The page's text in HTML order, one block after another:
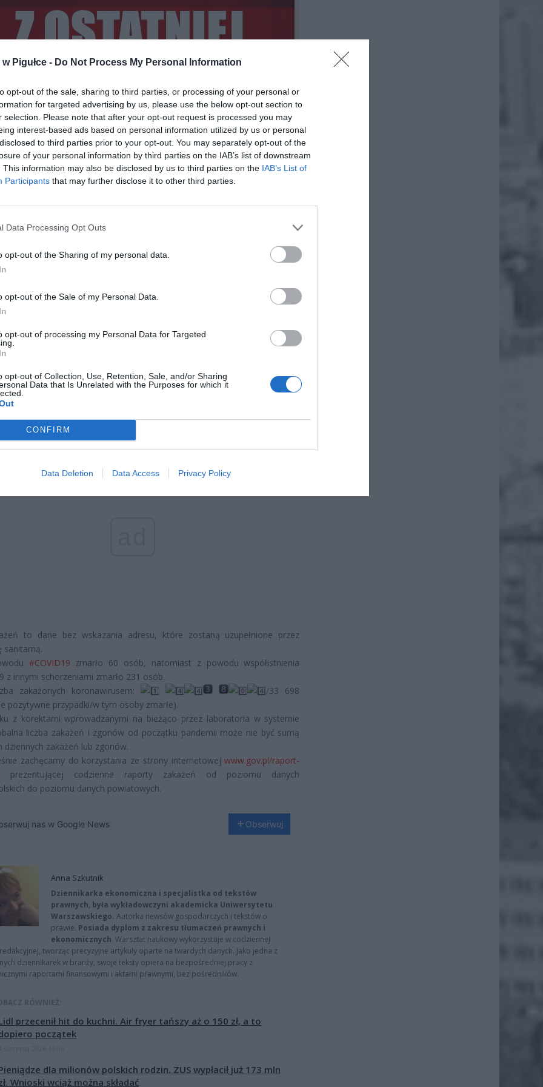
Pigułce - Do Not Process My Personal Information
opt-out of the sale, sharing to third parties, or processing of your personal or
for targeted advertising by us, please use the below opt-out section to
selection. Please note that after your opt-out request is processed you may
interest-based ads based on personal information utilized by us or personal
to third parties prior to your opt-out. You may separately opt-out of the
of your personal information by third parties on the IAB’s list of downstream
This information may also be disclosed by us to third parties on the IAB’s List of
Participants that may further disclose it to other third parties.
Data Processing Opt Outs
opt-out of the Sharing of my personal data.
opt-out of the Sale of my Personal Data.
opt-out of processing my Personal Data for Targeted
opt-out of Collection, Use, Retention, Sale, and/or Sharing
Data that Is Unrelated with the Purposes for which it
CONFIRM
Data Deletion Data Access Privacy Policy
Fot. Warszawa w Pigułce
(683),
(413),
(411),
(368),
mazurskiego (354),
(275),
(266),
(188),
(126),
(95),
(85),
(77).
to dane bez wskazania adresu, które zostaną uzupełnione przez
sanitarną.
#COVID19 zmarło 60 osób, natomiast z powodu współistnienia
z innymi schorzeniami zmarło 231 osób.
zakażonych koronawirusem:
/33 698
pozytywne przypadki/w tym osoby zmarłe).
z korektami wprowadzanymi na bieżąco przez laboratoria w systemie
liczba zakażeń i zgonów od początku pandemii może nie być sumą
dziennych zakażeń lub zgonów.
zachęcamy do korzystania ze strony internetowejwww.gov.pl/raport-
prezentującej codzienne raporty zakażeń od poziomu danych
do poziomu danych powiatowych.
nas w Google News Obserwuj
Anna Szkutnik
Dziennikarka ekonomiczna i specjalistka od tekstów
prawnych, była wykładowczyni akademicka Uniwersytetu
Warszawskiego. Autorka newsów gospodarczych i tekstów o
prawie. Posiada dyplom z zakresu tłumaczeń prawnych i
ekonomicznych. Warsztat naukowy wykorzystuje w codziennej
tworząc precyzyjne artykuły oparte na twardych danych. Jako jedna z
dziennikarek w branży, swoje teksty opiera na bezpośredniej pracy z
raportami finansowymi i aktami prawnymi, bez pośredników.
RÓWNIEŻ:
przecenił hit do kuchni. Air fryer tańszy aż o 150 zł, a to
początek
dla milionów polskich rodzin. ZUS wypłacił już 173 mln
Wnioski wciąż można składać